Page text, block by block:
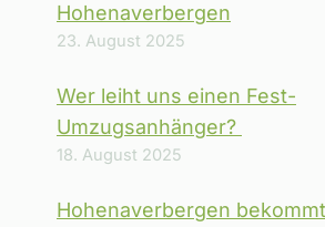
Hohenaverbergen
23. August 2025
Wer leiht uns einen Fest-
Umzugsanhänger?
18. August 2025
Hohenaverbergen